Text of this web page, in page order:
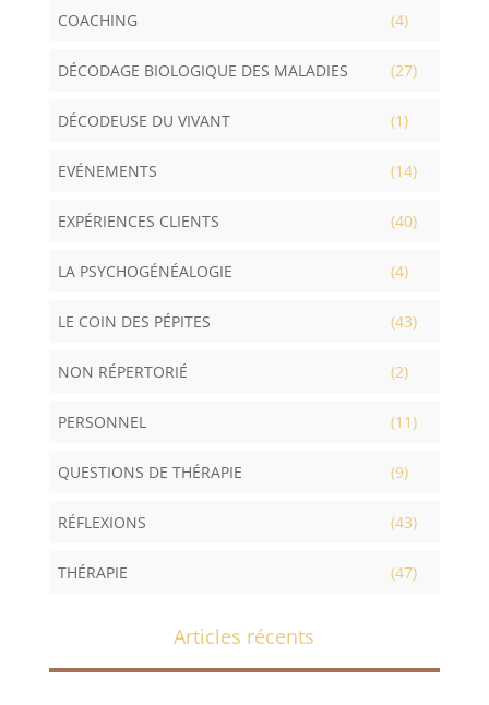
COACHING (4)
DÉCODAGE BIOLOGIQUE DES MALADIES (27)
DÉCODEUSE DU VIVANT (1)
EVÉNEMENTS (14)
EXPÉRIENCES CLIENTS (40)
LA PSYCHOGÉNÉALOGIE (4)
LE COIN DES PÉPITES (43)
NON RÉPERTORIÉ (2)
PERSONNEL (11)
QUESTIONS DE THÉRAPIE (9)
RÉFLEXIONS (43)
THÉRAPIE (47)
Articles récents